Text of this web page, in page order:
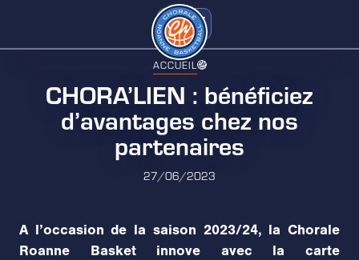
ACCUEIL
CHORA’LIEN : bénéficiez
d’avantages chez nos
partenaires
27/06/2023
A l’occasion de la saison 2023/24, la Chorale
Roanne Basket innove avec la carte